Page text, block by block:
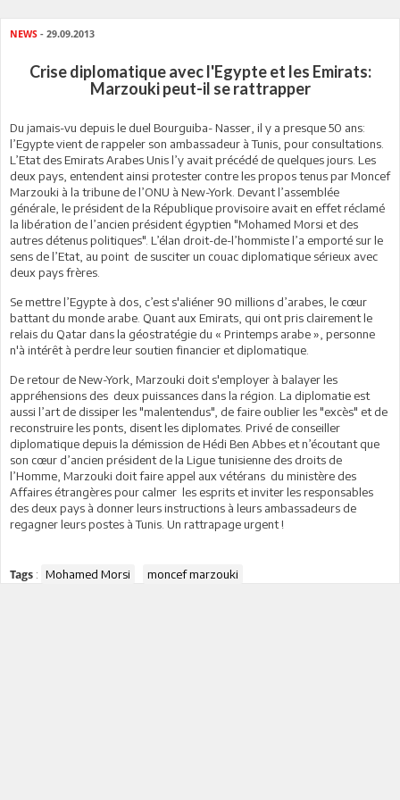
NEWS - 29.09.2013
Crise diplomatique avec l'Egypte et les Emirats:
Marzouki peut-il se rattrapper
Du jamais-vu depuis le duel Bourguiba- Nasser, il y a presque 50 ans:
l’Egypte vient de rappeler son ambassadeur à Tunis, pour consultations.
L’Etat des Emirats Arabes Unis l’y avait précédé de quelques jours. Les
deux pays, entendent ainsi protester contre les propos tenus par Moncef
Marzouki à la tribune de l’ONU à New-York. Devant l’assemblée
générale, le président de la République provisoire avait en effet réclamé
la libération de l’ancien président égyptien "Mohamed Morsi et des
autres détenus politiques". L’élan droit-de-l’hommiste l’a emporté sur le
sens de l’Etat, au point de susciter un couac diplomatique sérieux avec
deux pays frères.
Se mettre l’Egypte à dos, c’est s'aliéner 90 millions d’arabes, le cœur
battant du monde arabe. Quant aux Emirats, qui ont pris clairement le
relais du Qatar dans la géostratégie du « Printemps arabe », personne
n'à intérêt à perdre leur soutien financier et diplomatique.
De retour de New-York, Marzouki doit s'employer à balayer les
appréhensions des deux puissances dans la région. La diplomatie est
aussi l’art de dissiper les "malentendus", de faire oublier les "excès" et de
reconstruire les ponts, disent les diplomates. Privé de conseiller
diplomatique depuis la démission de Hédi Ben Abbes et n’écoutant que
son cœur d’ancien président de la Ligue tunisienne des droits de
l’Homme, Marzouki doit faire appel aux vétérans du ministère des
Affaires étrangères pour calmer les esprits et inviter les responsables
des deux pays à donner leurs instructions à leurs ambassadeurs de
regagner leurs postes à Tunis. Un rattrapage urgent !
Tags : Mohamed Morsi moncef marzouki